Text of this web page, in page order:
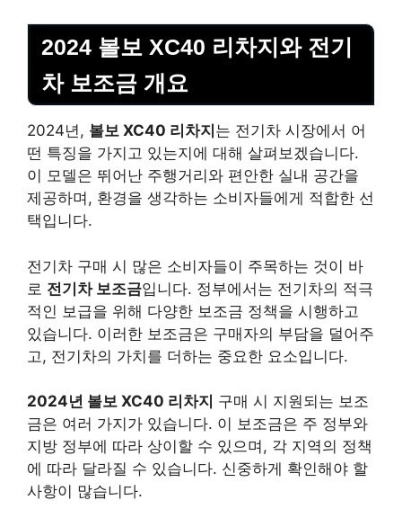
2024 볼보 XC40 리차지와 전기
차 보조금 개요
2024년, 볼보 XC40 리차지 는 전기차 시장에서 어
떤 특징을 가지고 있는지에 대해 살펴보겠습니다.
이 모델은 뛰어난 주행거리와 편안한 실내 공간을
제공하며, 환경을 생각하는 소비자들에게 적합한 선
택입니다.
전기차 구매 시 많은 소비자들이 주목하는 것이 바
로 전기차 보조금입니다. 정부에서는 전기차의 적극
적인 보급을 위해 다양한 보조금 정책을 시행하고
있습니다. 이러한 보조금은 구매자의 부담을 덜어주
고, 전기차의 가치를 더하는 중요한 요소입니다.
2024년 볼보 XC40 리차지 구매 시 지원되는 보조
금은 여러 가지가 있습니다. 이 보조금은 주 정부와
지방 정부에 따라 상이할 수 있으며, 각 지역의 정책
에 따라 달라질 수 있습니다. 신중하게 확인해야 할
사항이 많습니다.